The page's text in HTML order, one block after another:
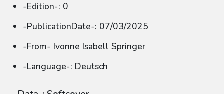
-Edition-: 0
-PublicationDate-: 07/03/2025
-From- Ivonne Isabell Springer
-Language-: Deutsch